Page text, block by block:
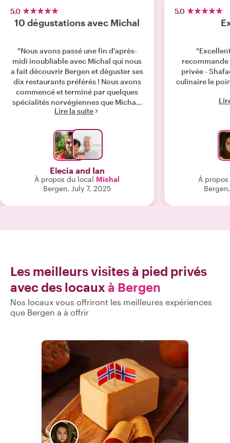
5.0
10 dégustations avec Michal
"Nous avons passé une fin d'après-
midi inoubliable avec Michal qui nous
a fait découvrir Bergen et déguster ses
dix restaurants préférés ! Nous avons
commencé et terminé par quelques
spécialités norvégiennes que Michael
avait apportées, ajoutant une touche
comme si nous visitions la ville avec
un vieil ami. Les plats étaient
soigneusement sélectionnés et les
choix étaient délicieux ! N'oubliez pas
de manger avant d'y aller ; c'était
comme une expérience omakase de
10 plats ! "
Lire la suite
Elecia and Ian
À propos du local Michal
Bergen, July 7, 2025
5.0
privée -
culinaire le
À
Les meilleurs visites à pied privés
avec des locaux à Bergen
Nos locaux vous offriront les meilleures expériences
que Bergen a à offrir